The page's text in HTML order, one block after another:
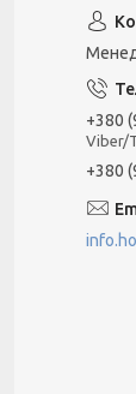
+380
Viber/
+380